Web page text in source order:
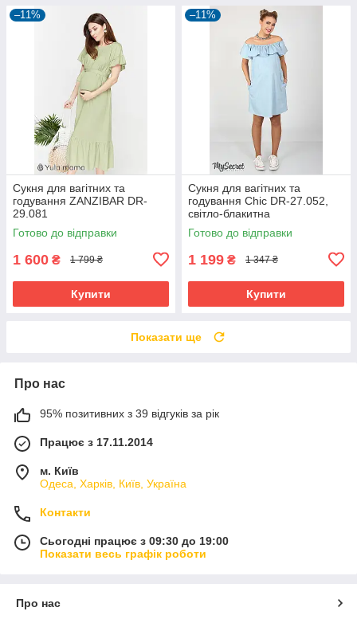
–11%
Сукня для вагітних та
годування ZANZIBAR DR-
29.081
Готово до відправки
1 600 ₴ 1 799 ₴
Купити
–11%
Сукня для вагітних та
годування Chic DR-27.052,
світло-блакитна
Готово до відправки
1 199 ₴ 1 347 ₴
Купити
Показати ще
Про нас
95% позитивних з 39 відгуків за рік
Працює з 17.11.2014
м. Київ
Одеса, Харків, Київ, Україна
Контакти
Сьогодні працює з 09:30 до 19:00
Показати весь графік роботи
Про нас